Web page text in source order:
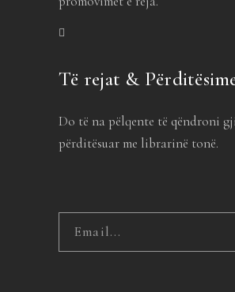
Të rejat &
Do të na pëlqente të qëndroni
përditësuar me librarinë tonë.